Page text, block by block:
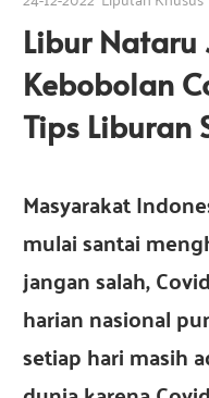
a
I
n
d
n
e
s
i
Libur Nataru
Kebobolan
Tips Liburan
Masyarakat
mulai santai
jangan salah,
harian nasional
setiap hari masih